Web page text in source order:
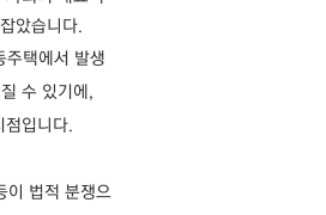
았습니다.
주택에서 발생
수 있기에,
점입니다.
이 법적 분쟁으